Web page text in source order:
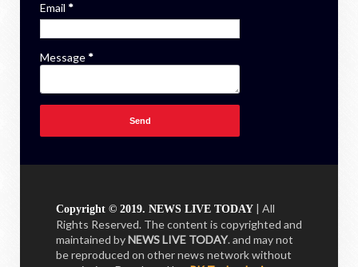
Email *
Message *
Copyright © 2019. NEWS LIVE TODAY | All
Rights Reserved. The content is copyrighted and
maintained byNEWS LIVE TODAY. and may not
be reproduced on other news network without